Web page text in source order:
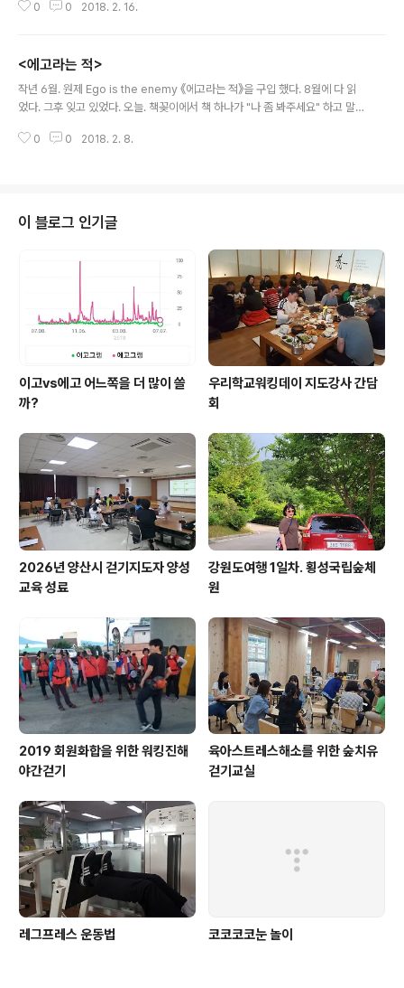
제공할 수 있는 도구가 있다. 사용비용이 무료다. 이것이 바
0 0 2018. 2. 16.
<에고라는 적>
작년 6월. 원제 Ego is the enemy 《에고라는 적》을 구입 했다. 8월에 다 읽
었다. 그후 잊고 있었다. 오늘. 책꽂이에서 책 하나가 "나 좀 봐주세요" 하고 말
하는 심리적 에너지를 다루는 이고그램에 푹~~빠져 있다. 아..
0 0 2018. 2. 8.
이 블로그 인기글
이고vs에고 어느쪽을 더 많이 쓸
까?
우리학교워킹데이 지도강사 간담
회
2026년 양산시 걷기지도자 양성
교육 성료
강원도여행 1일차. 횡성국립숲체
원
2019 회원화합을 위한 워킹진해
야간걷기
육아스트레스해소를 위한 숲치유
걷기교실
레그프레스 운동법 코코코코눈 놀이